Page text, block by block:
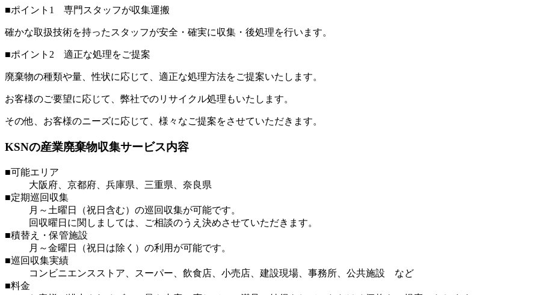
■ポイント1 専門スタッフが収集運搬
確かな取扱技術を持ったスタッフが安全・確実に収集・後処理を行います。
■ポイント2 適正な処理をご提案
廃棄物の種類や量、性状に応じて、適正な処理方法をご提案いたします。
お客様のご要望に応じて、弊社でのリサイクル処理もいたします。
その他、お客様のニーズに応じて、様々なご提案をさせていただきます。
KSNの産業廃棄物収集サービス内容
■可能エリア
大阪府、京都府、兵庫県、三重県、奈良県
■定期巡回収集
月～土曜日（祝日含む）の巡回収集が可能です。
回収曜日に関しましては、ご相談のうえ決めさせていただきます。
■積替え・保管施設
月～金曜日（祝日は除く）の利用が可能です。
■巡回収集実績
コンビニエンスストア、スーパー、飲食店、小売店、建設現場、事務所、公共施設 など
■料金